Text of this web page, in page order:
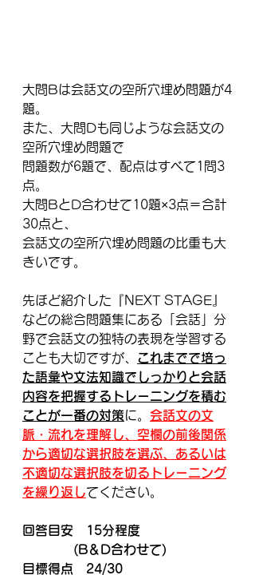
大問Bは会話文の空所穴埋め問題が4
題。
また、大問Dも同じような会話文の
空所穴埋め問題で
問題数が6題で、配点はすべて1問3
点。
大問BとD合わせて10題×3点＝合計
30点と、
会話文の空所穴埋め問題の比重も大
きいです。
先ほど紹介した『NEXT STAGE』
などの総合問題集にある「会話」分
野で会話文の独特の表現を学習する
ことも大切ですが、 これまでで培っ
た語彙や文法知識でしっかりと会話
内容を把握するトレーニングを積む
ことが一番の対策に。 会話文の文
脈・流れを理解し、空欄の前後関係
から適切な選択肢を選ぶ、あるいは
不適切な選択肢を切るトレーニング
を繰り返してください。
回答目安　15分程度
(B＆D合わせて)
目標得点　24/30